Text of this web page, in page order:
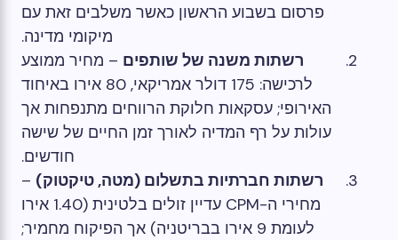
פרסום בשבוע הראשון כאשר משלבים זאת עם
מיקומי מדינה.
רשתות משנה של שותפים – מחיר ממוצע
לרכישה: 175 דולר אמריקאי, 80 אירו באיחוד
האירופי; עסקאות חלוקת הרווחים מתנפחות אך
עולות על רף המדיה לאורך זמן החיים של שישה
חודשים.
רשתות חברתיות בתשלום (מטה, טיקטוק) –
מחירי ה-CPM עדיין זולים בלטינית (1.40 אירו
לעומת 9 אירו בבריטניה) אך הפיקוח מחמיר;